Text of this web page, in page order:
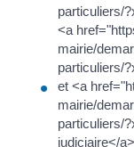
particuliers/
<a
mairie/
particuliers/
et <a
mairie/
particuliers/
judiciaire</